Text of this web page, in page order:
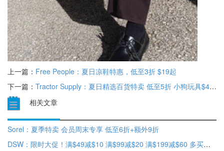
上一篇： Free People：夏日凉鞋特惠，低至3折 $19起
下一篇： Tractor Supply：夏日精选百货特卖 低至5折 小狗玩具$4.99起
相关文章
Sorel：夏季特卖 会员周末专享 低至6折+额外9折
DSW：限时大促！满$49减$10 满$99减$20 满$199减$60 多买多省